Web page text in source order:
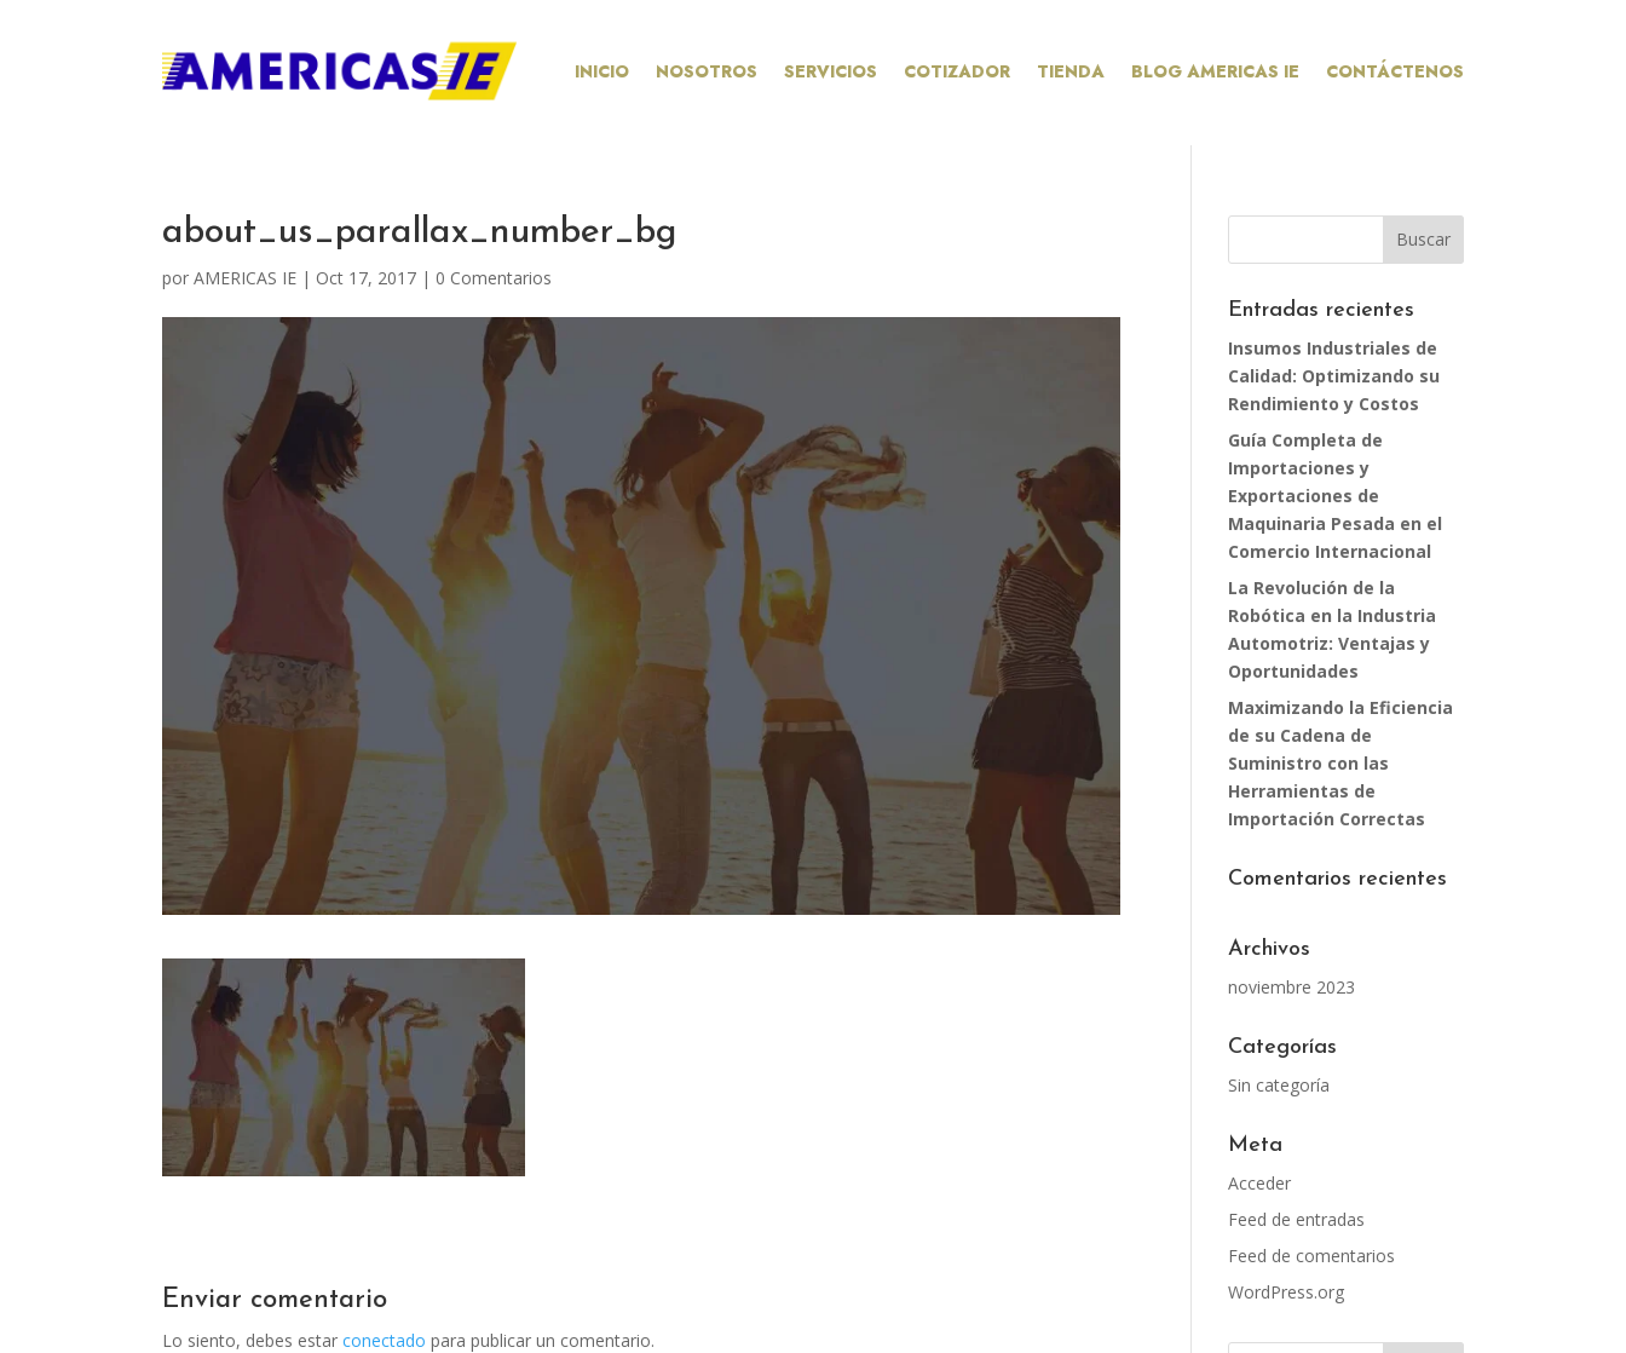
INICIO NOSOTROS SERVICIOS COTIZADOR TIENDA BLOG AMERICAS IE CONTÁCTENOS
about_us_parallax_number_bg
porAMERICAS IE | Oct 17, 2017 | 0 Comentarios
Enviar comentario
Lo siento, debes estarconectado para publicar un comentario.
Entradas recientes
Insumos Industriales de
Calidad: Optimizando su
Rendimiento y Costos
Guía Completa de
Importaciones y
Exportaciones de
Maquinaria Pesada en el
Comercio Internacional
La Revolución de la
Robótica en la Industria
Automotriz: Ventajas y
Oportunidades
Maximizando la Eficiencia
de su Cadena de
Suministro con las
Herramientas de
Importación Correctas
Comentarios recientes
Archivos
noviembre 2023
Categorías
Sin categoría
Meta
Acceder
Feed de entradas
Feed de comentarios
WordPress.org